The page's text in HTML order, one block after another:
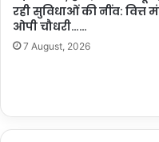
रही सुविधाओं की नींव: वित्त
ओपी चौधरी……
7 August, 2026